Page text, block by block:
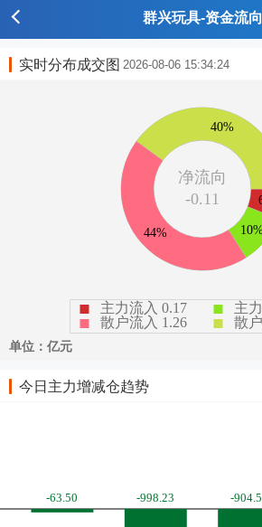
群兴玩具-资金流向
实时分布成交图 2026-08-06 15:34:24
今日主力增减仓趋势